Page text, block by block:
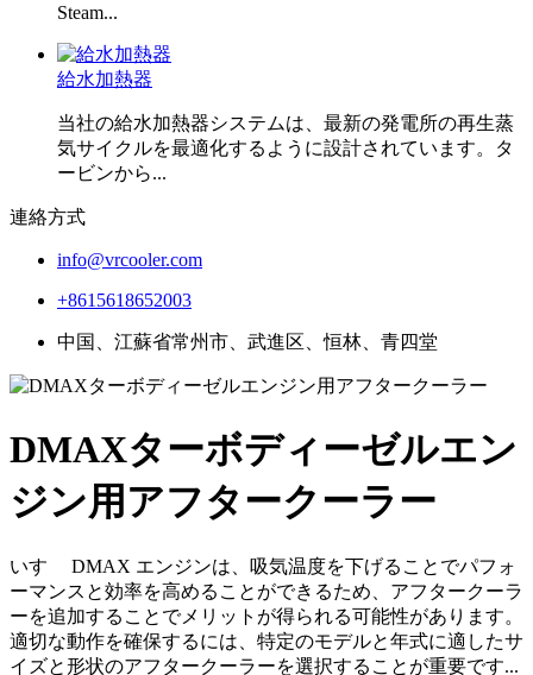
Steam...
給水加熱器
当社の給水加熱器システムは、最新の発電所の再生蒸
気サイクルを最適化するように設計されています。タ
ービンから...
連絡方式
info@vrcooler.com
+8615618652003
中国、江蘇省常州市、武進区、恒林、青四堂
DMAXターボディーゼルエン
ジン用アフタークーラー
いすゞ DMAX エンジンは、吸気温度を下げることでパフォ
ーマンスと効率を高めることができるため、アフタークーラ
ーを追加することでメリットが得られる可能性があります。
適切な動作を確保するには、特定のモデルと年式に適したサ
イズと形状のアフタークーラーを選択することが重要です...